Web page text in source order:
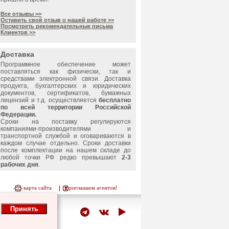
Все отзывы >>
Оставить свой отзыв о нашей работе >>
Посмотреть рекомендательные письма
Клиентов >>
Доставка
Программное обеспечение может
поставляться как физически, так и
средствами электронной связи. Доставка
продукта, бухгалтерских и юридических
документов, сертификатов, бумажных
лицензий и т.д. осуществляется бесплатно
по всей территории Российской
Федерации.
Сроки на поставку регулируются
компаниями-производителями и
транспортной службой и оговариваются в
каждом случае отдельно. Сроки доставки
после комплектации на нашем складе до
любой точки РФ редко превышают 2-3
рабочих дня.
карта сайта приглашаем агентов!
Принять